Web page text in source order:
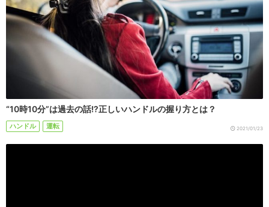
“10時10分”は過去の話!?正しいハンドルの握り方とは？
ハンドル 運転 2021/01/23